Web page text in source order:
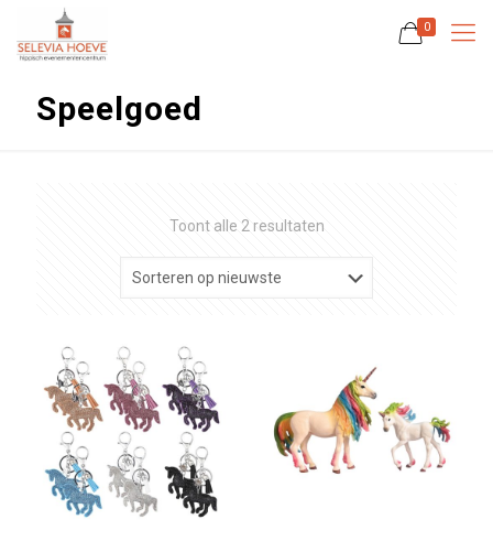
0
Speelgoed
Toont alle 2 resultatenGesorteerd
nieuwste